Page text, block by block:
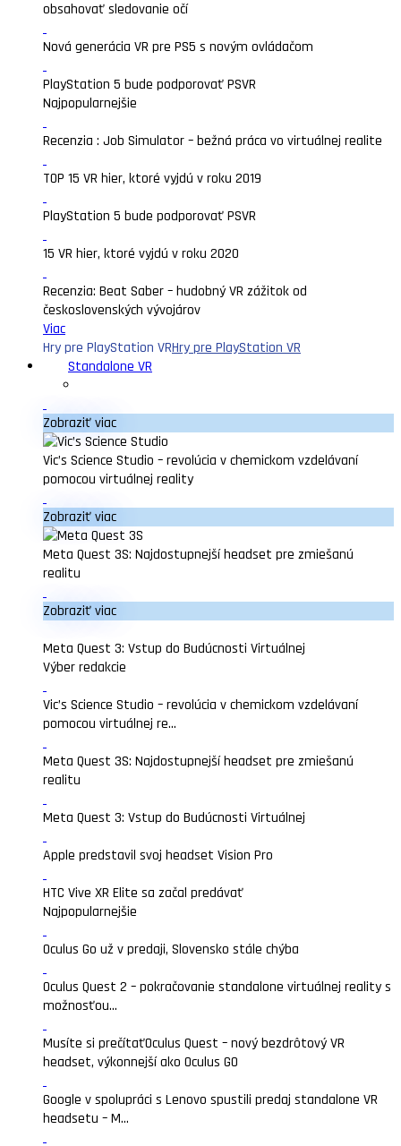
obsahovať sledovanie očí
Nová generácia VR pre PS5 s novým ovládačom
PlayStation 5 bude podporovať PSVR
Najpopularnejšie
Recenzia : Job Simulator – bežná práca vo virtuálnej realite
TOP 15 VR hier, ktoré vyjdú v roku 2019
PlayStation 5 bude podporovať PSVR
15 VR hier, ktoré vyjdú v roku 2020
Recenzia: Beat Saber – hudobný VR zážitok od
československých vývojárov
Viac
Hry pre PlayStation VRHry pre PlayStation VR
Standalone VR
Zobraziť viac
Vic’s Science Studio – revolúcia v chemickom vzdelávaní
pomocou virtuálnej reality
Zobraziť viac
Meta Quest 3S: Najdostupnejší headset pre zmiešanú
realitu
Zobraziť viac
Meta Quest 3: Vstup do Budúcnosti Virtuálnej
Výber redakcie
Vic’s Science Studio – revolúcia v chemickom vzdelávaní
pomocou virtuálnej re...
Meta Quest 3S: Najdostupnejší headset pre zmiešanú
realitu
Meta Quest 3: Vstup do Budúcnosti Virtuálnej
Apple predstavil svoj headset Vision Pro
HTC Vive XR Elite sa začal predávať
Najpopularnejšie
Oculus Go už v predaji, Slovensko stále chýba
Oculus Quest 2 – pokračovanie standalone virtuálnej reality s
možnosťou...
Musíte si prečítaťOculus Quest – nový bezdrôtový VR
headset, výkonnejší ako Oculus GO
Google v spolupráci s Lenovo spustili predaj standalone VR
headsetu – M...